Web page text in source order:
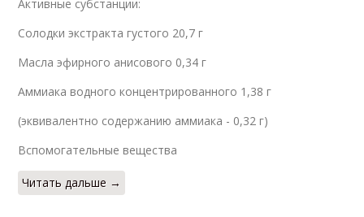
Активные субстанции:
Солодки экстракта густого 20,7 г
Масла эфирного анисового 0,34 г
Аммиака водного концентрированного 1,38 г
(эквивалентно содержанию аммиака - 0,32 г)
Вспомогательные вещества
Читать дальше →